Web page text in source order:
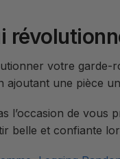
votre garde-
une pièce
l’occasion de vous
belle et confiante